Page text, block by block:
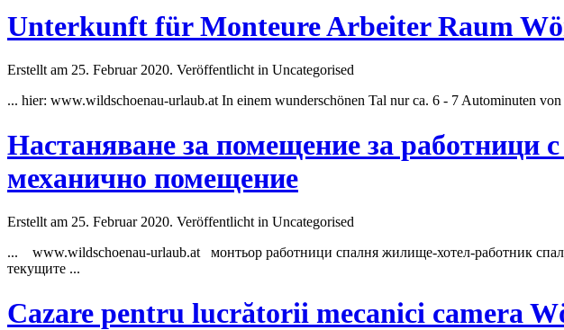
Unterkunft für Monteure Arbeiter Raum
Erstellt am 25. Februar 2020. Veröffentlicht in Uncategorised
... hier: www.wildschoenau-urlaub.at In einem wunderschönen Tal nur ca. 6 - 7 Autominuten
Настаняване за помещение за
механично помещение
Erstellt am 25. Februar 2020. Veröffentlicht in Uncategorised
... www.wildschoenau-urlaub.at монтьор работници спалня жилище-хотел-работник
текущите ...
Cazare pentru lucrătorii mecanici camera